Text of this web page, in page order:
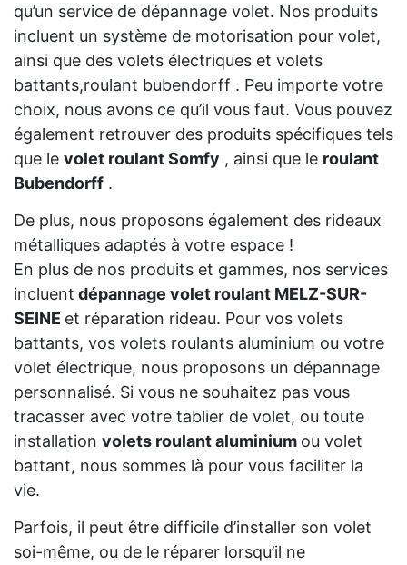
qu’un service de dépannage volet. Nos produits
incluent un système de motorisation pour volet,
ainsi que des volets électriques et volets
battants,roulant bubendorff . Peu importe votre
choix, nous avons ce qu’il vous faut. Vous pouvez
également retrouver des produits spécifiques tels
que le volet roulant Somfy , ainsi que le roulant
Bubendorff .
De plus, nous proposons également des rideaux
métalliques adaptés à votre espace !
En plus de nos produits et gammes, nos services
incluent dépannage volet roulant MELZ-SUR-
SEINE et réparation rideau. Pour vos volets
battants, vos volets roulants aluminium ou votre
volet électrique, nous proposons un dépannage
personnalisé. Si vous ne souhaitez pas vous
tracasser avec votre tablier de volet, ou toute
installation volets roulant aluminium ou volet
battant, nous sommes là pour vous faciliter la
vie.
Parfois, il peut être difficile d’installer son volet
soi-même, ou de le réparer lorsqu’il ne